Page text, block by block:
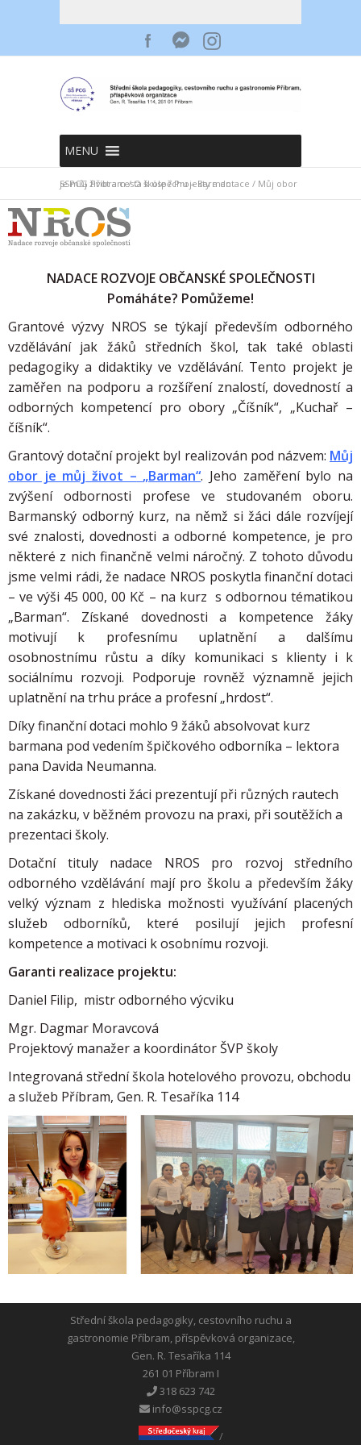
MENU
SSPCG Příbram/O škole/Projekty a dotace /
Můj obor je můj život a cesta k úspěchu – Barman
NADACE ROZVOJE OBČANSKÉ SPOLEČNOSTI
Pomáháte? Pomůžeme!
Grantové výzvy NROS se týkají především odborného
vzdělávání jak žáků středních škol, tak také oblasti
pedagogiky a didaktiky ve vzdělávání. Tento projekt je
zaměřen na podporu a rozšíření znalostí, dovedností a
odborných kompetencí pro obory „Číšník“, „Kuchař –
číšník“.
Grantový dotační projekt byl realizován pod názvem: Můj
obor je můj život – „Barman“. Jeho zaměření bylo na
zvýšení odbornosti profese ve studovaném oboru.
Barmanský odborný kurz, na němž si žáci dále rozvíjejí
své znalosti, dovednosti a odborné kompetence, je pro
některé z nich finančně velmi náročný. Z tohoto důvodu
jsme velmi rádi, že nadace NROS poskytla finanční dotaci
– ve výši 45 000, 00 Kč – na kurz s odbornou tématikou
„Barman“. Získané dovednosti a kompetence žáky
motivují k profesnímu uplatnění a dalšímu
osobnostnímu růstu a díky komunikaci s klienty i k
sociálnímu rozvoji. Podporuje rovněž významně jejich
uplatnění na trhu práce a profesní „hrdost“.
Díky finanční dotaci mohlo 9 žáků absolvovat kurz
barmana pod vedením špičkového odborníka – lektora
pana Davida Neumanna.
Získané dovednosti žáci prezentují při různých rautech
na zakázku, v běžném provozu na praxi, při soutěžích a
prezentaci školy.
Dotační tituly nadace NROS pro rozvoj středního
odborného vzdělávání mají pro školu a především žáky
velký význam z hlediska možnosti využívání placených
služeb odborníků, které posilují jejich profesní
kompetence a motivaci k osobnímu rozvoji.
Garanti realizace projektu:
Daniel Filip, mistr odborného výcviku
Mgr. Dagmar Moravcová
Projektový manažer a koordinátor ŠVP školy
Integrovaná střední škola hotelového provozu, obchodu
a služeb Příbram, Gen. R. Tesaříka 114
Střední škola pedagogiky, cestovního ruchu a
gastronomie Příbram, příspěvková organizace,
Gen. R. Tesaříka 114
261 01 Příbram I
318 623 742
info@sspcg.cz
/